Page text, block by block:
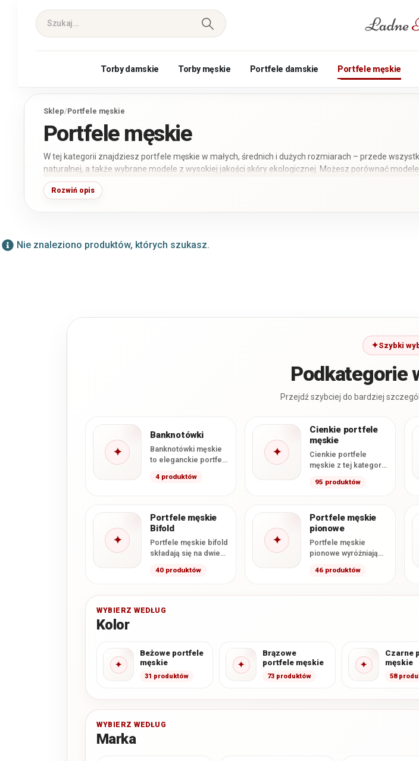
Torby damskie Torby męskie Portfele damskie Portfele męskie
Sklep/Portfele męskie
Portfele męskie
W tej kategorii znajdziesz portfele męskie w małych, średnich i dużych rozmiarach – przede
naturalnej, a także wybrane modele z wysokiej jakości skóry ekologicznej. Możesz porównać
poziome, klasyczne bez zapięcia, zapinane na zatrzask lub zamek błyskawiczny. Większość portfeli
RFID; aktualną informację zawsze znajdziesz w parametrach konkretnego produktu.
Rozwiń opis
Nie znaleziono produktów, których szukasz.
Szybki
Podkategorie
Przejdź szybciej do bardziej
✦
Banknotówki
Banknotówki męskie
to eleganckie portfele
myślą o wygodnym
najważniejszych
dokumentów.…
4 produktów
✦
Cienkie portfele
męskie
Cienkie portfele
męskie z tej kategorii
grubość
konstrukcja ułatwia
wygodne…
95 produktów
✦
Portfele męskie
Bifold
Portfele męskie bifold
składają się na dwie
najczęściej zamykane
Taka konstrukcja…
40 produktów
✦
Portfele męskie
pionowe
Portfele męskie
pionowe wyróżniają
formatem oraz
kart i przegródek. W
46 produktów
WYBIERZ WEDŁUG
Kolor
✦
Beżowe portfele
męskie
31 produktów
✦
Brązowe
portfele męskie
73 produktów
✦
Czarne
męskie
58
WYBIERZ WEDŁUG
Marka